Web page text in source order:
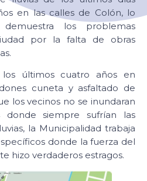
en las calles de Colón, lo
los problemas
por la falta de obras
últimos cuatro años en
cuneta y asfaltado de
los vecinos no se inundaran
donde siempre sufrían las
la Municipalidad trabaja
donde la fuerza del
hizo verdaderos estragos.